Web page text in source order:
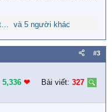
và 5 người khác
#3
5,336 ❤︎ Bài viết: 327